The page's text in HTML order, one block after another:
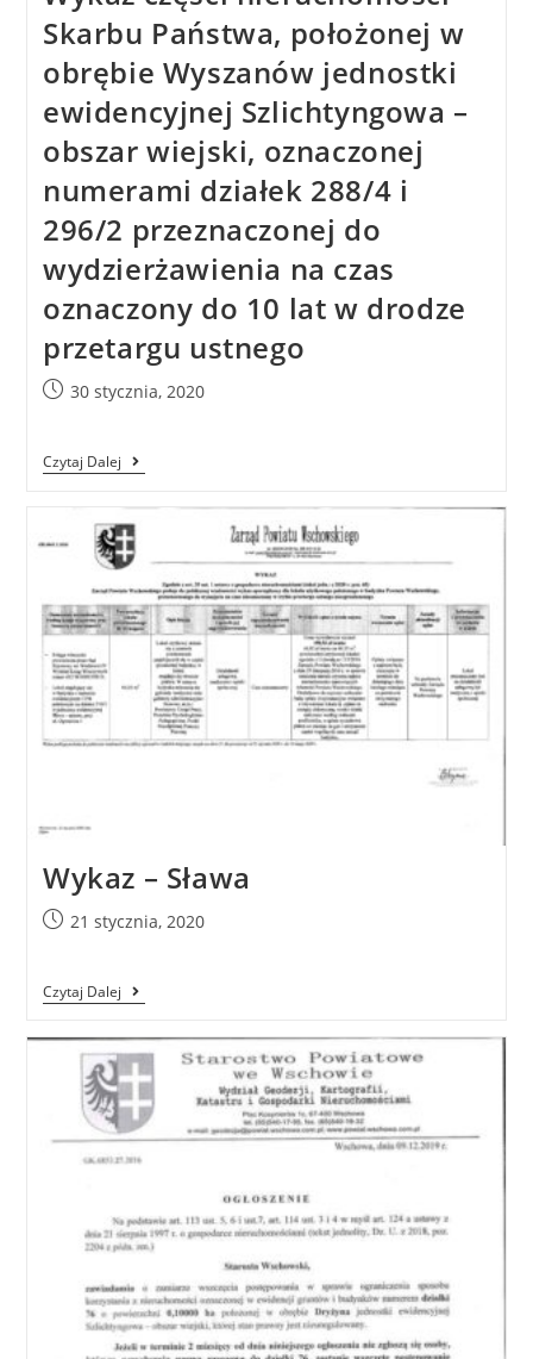
Skarbu Państwa, położonej w
obrębie Wyszanów jednostki
ewidencyjnej Szlichtyngowa –
obszar wiejski, oznaczonej
numerami działek 288/4 i
296/2 przeznaczonej do
wydzierżawienia na czas
oznaczony do 10 lat w drodze
przetargu ustnego
30 stycznia, 2020
Czytaj Dalej
Wykaz – Sława
21 stycznia, 2020
Czytaj Dalej